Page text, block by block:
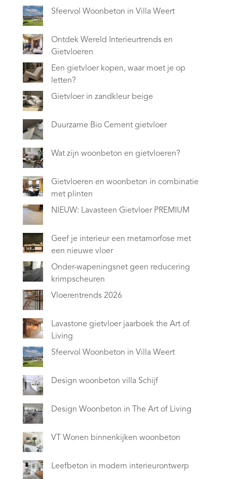
Sfeervol Woonbeton in Villa Weert
Ontdek Wereld Interieurtrends en
Gietvloeren
Een gietvloer kopen, waar moet je op
letten?
Gietvloer in zandkleur beige
Duurzame Bio Cement gietvloer
Wat zijn woonbeton en gietvloeren?
Gietvloeren en woonbeton in combinatie
met plinten
NIEUW: Lavasteen Gietvloer PREMIUM
Geef je interieur een metamorfose met
een nieuwe vloer
Onder-wapeningsnet geen reducering
krimpscheuren
Vloerentrends 2026
Lavastone gietvloer jaarboek the Art of
Living
Sfeervol Woonbeton in Villa Weert
Design woonbeton villa Schijf
Design Woonbeton in The Art of Living
VT Wonen binnenkijken woonbeton
Leefbeton in modern interieurontwerp